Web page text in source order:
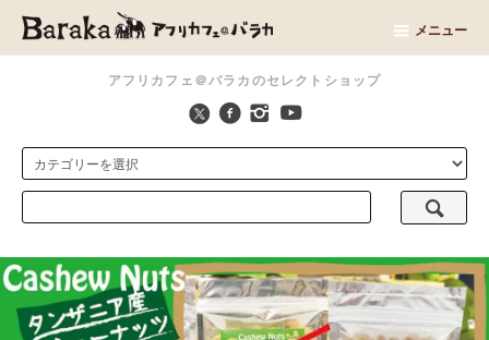
アフリカフェ＠バラカのセレクトショップ
メニュー